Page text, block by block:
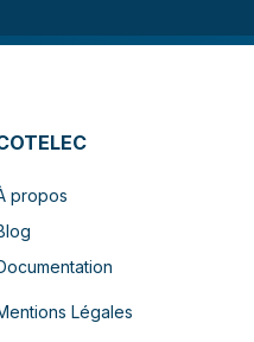
propos
Légales